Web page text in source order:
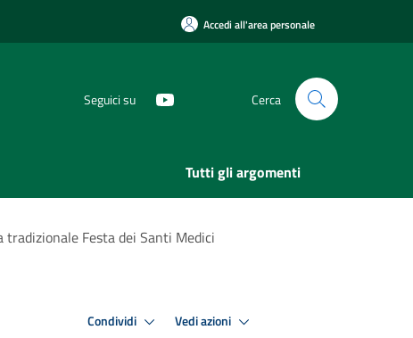
Accedi all'area personale
Seguici su Cerca
Tutti gli argomenti
Festa dei Santi Medici
Condividi Vedi azioni